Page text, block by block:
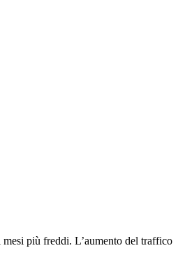
più freddi. L’aumento del traffico